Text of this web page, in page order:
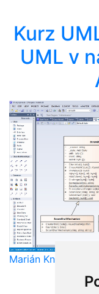
Kurz
UML v
Marián Knězek